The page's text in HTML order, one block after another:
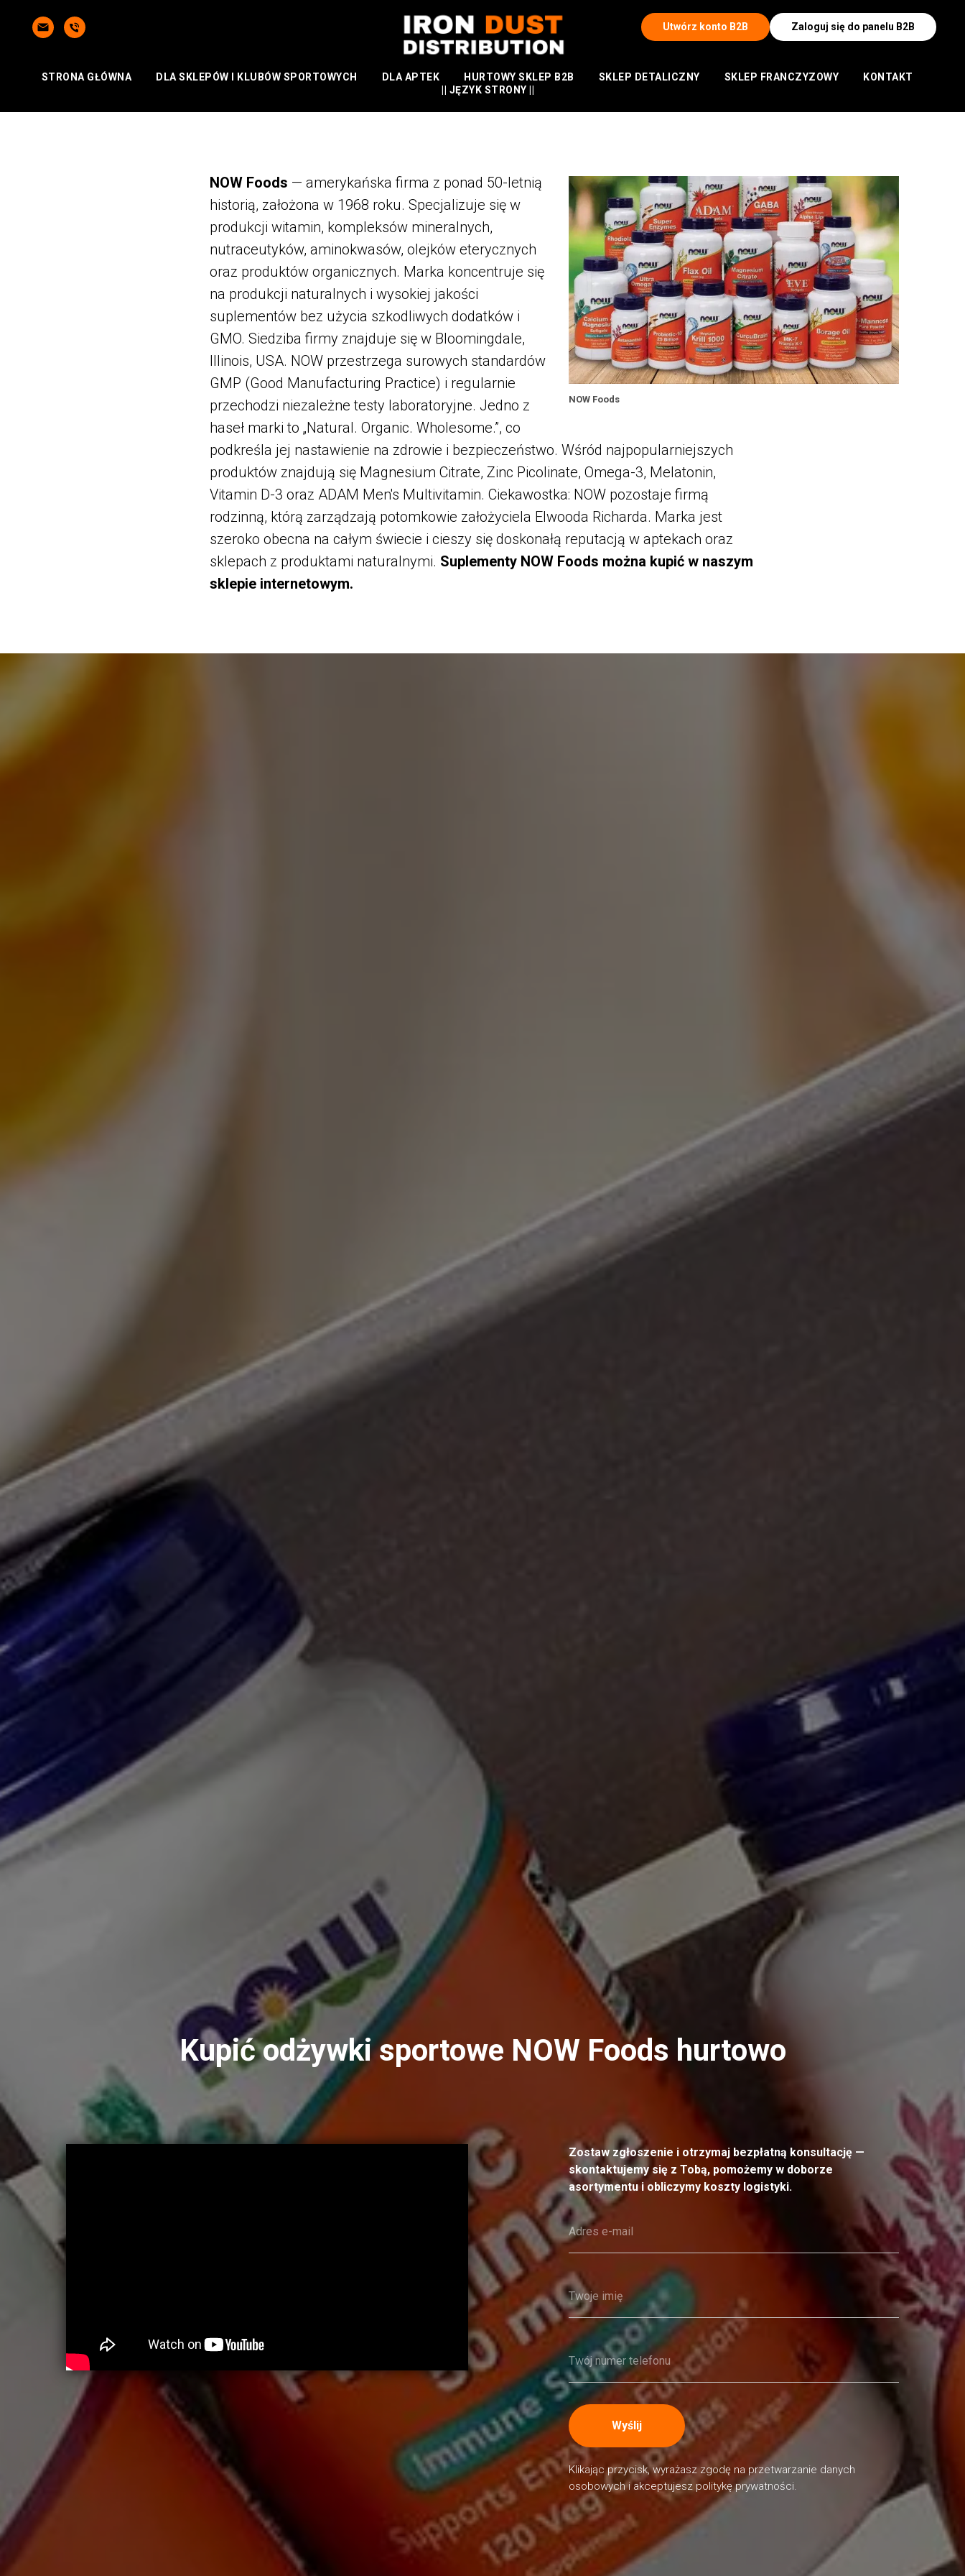
Utwórz konto B2B Zaloguj się do panelu B2B
STRONA GŁÓWNA DLA SKLEPÓW I KLUBÓW SPORTOWYCH DLA APTEK HURTOWY SKLEP B2B SKLEP DETALICZNY SKLEP FRANCZYZOWY
KONTAKT
|| JĘZYK STRONY ||
NOW Foods
NOW Foods — amerykańska firma z ponad 50-letnią
historią, założona w 1968 roku. Specjalizuje się w
produkcji witamin, kompleksów mineralnych,
nutraceutyków, aminokwasów, olejków eterycznych
oraz produktów organicznych. Marka koncentruje się
na produkcji naturalnych i wysokiej jakości
suplementów bez użycia szkodliwych dodatków i
GMO. Siedziba firmy znajduje się w Bloomingdale,
Illinois, USA. NOW przestrzega surowych standardów
GMP (Good Manufacturing Practice) i regularnie
przechodzi niezależne testy laboratoryjne. Jedno z
haseł marki to „Natural. Organic. Wholesome.”, co
podkreśla jej nastawienie na zdrowie i bezpieczeństwo. Wśród najpopularniejszych
produktów znajdują się Magnesium Citrate, Zinc Picolinate, Omega-3, Melatonin,
Vitamin D-3 oraz ADAM Men's Multivitamin. Ciekawostka: NOW pozostaje firmą
rodzinną, którą zarządzają potomkowie założyciela Elwooda Richarda. Marka jest
szeroko obecna na całym świecie i cieszy się doskonałą reputacją w aptekach oraz
sklepach z produktami naturalnymi. Suplementy NOW Foods można kupić w naszym
sklepie internetowym.
Kupić odżywki sportowe NOW Foods hurtowo
Zostaw zgłoszenie i otrzymaj bezpłatną konsultację —
skontaktujemy się z Tobą, pomożemy w doborze
asortymentu i obliczymy koszty logistyki.
Wyślij
Klikając przycisk, wyrażasz zgodę na przetwarzanie danych
osobowych i akceptujesz politykę prywatności.